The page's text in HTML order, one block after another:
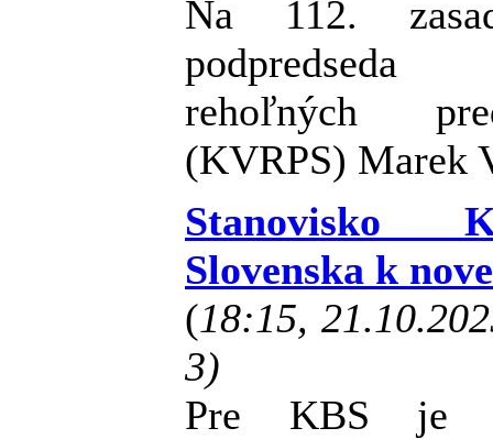
Na 112.
podpredseda
rehoľných
(KVRPS) Marek
Stanovisko
Slovenska k
(18:15,
3)
Pre KBS je